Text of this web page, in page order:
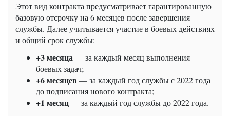
Этот вид контракта предусматривает гарантированную
базовую отсрочку на 6 месяцев после завершения
службы. Далее учитывается участие в боевых действиях
и общий срок службы:
+3 месяца— за каждый месяц выполнения
боевых задач;
+6 месяцев — за каждый год службы с 2022 года
до подписания нового контракта;
+1 месяц— за каждый год службы до 2022 года.